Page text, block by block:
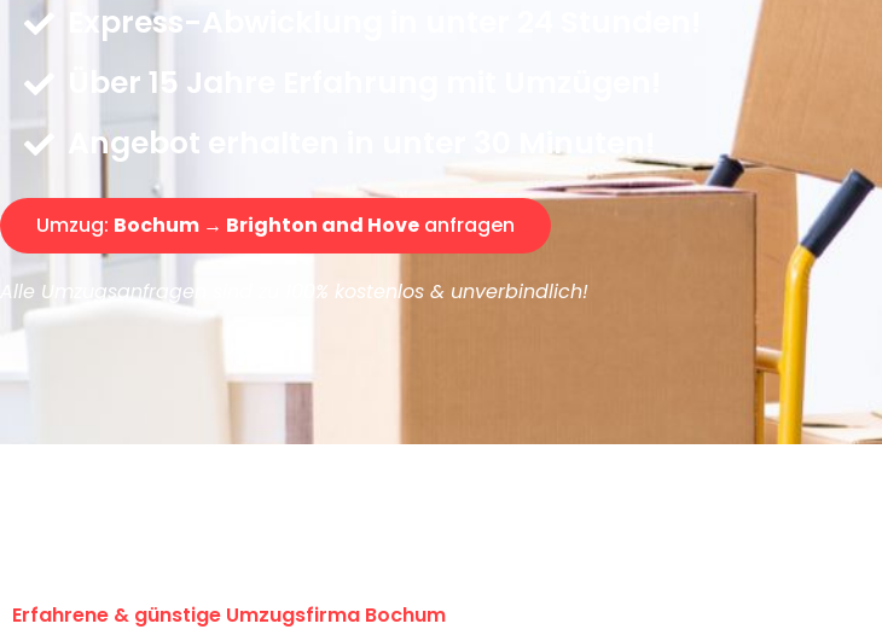
Express-Abwicklung in unter 24 Stunden!
Über 15 Jahre Erfahrung mit Umzügen!
Angebot erhalten in unter 30 Minuten!
Umzug: Bochum → Brighton and Hove anfragen
Alle Umzugsanfragen sind zu 100% kostenlos & unverbindlich!
Erfahrene & günstige Umzugsfirma Bochum